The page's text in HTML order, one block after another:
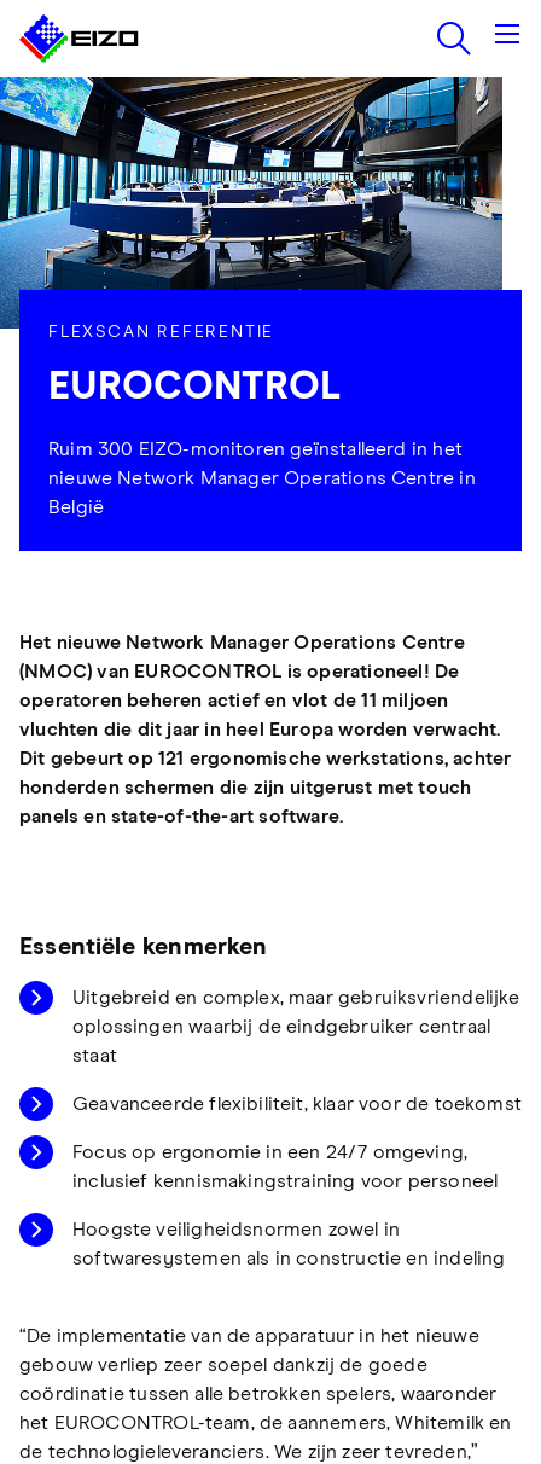
FLEXSCAN REFERENTIE
EUROCONTROL
Ruim 300 EIZO-monitoren geïnstalleerd in het
nieuwe Network Manager Operations Centre in
België
Het nieuwe Network Manager Operations Centre
(NMOC) van EUROCONTROL is operationeel! De
operatoren beheren actief en vlot de 11 miljoen
vluchten die dit jaar in heel Europa worden verwacht.
Dit gebeurt op 121 ergonomische werkstations, achter
honderden schermen die zijn uitgerust met touch
panels en state-of-the-art software.
Essentiële kenmerken
Uitgebreid en complex, maar gebruiksvriendelijke
oplossingen waarbij de eindgebruiker centraal
staat
Geavanceerde flexibiliteit, klaar voor de toekomst
Focus op ergonomie in een 24/7 omgeving,
inclusief kennismakingstraining voor personeel
Hoogste veiligheidsnormen zowel in
softwaresystemen als in constructie en indeling
“De implementatie van de apparatuur in het nieuwe
gebouw verliep zeer soepel dankzij de goede
coördinatie tussen alle betrokken spelers, waaronder
het EUROCONTROL-team, de aannemers, Whitemilk en
de technologieleveranciers. We zijn zeer tevreden,”